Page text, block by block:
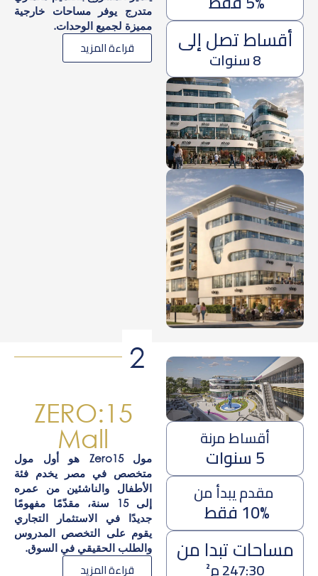
متدرج يوفر مساحات خارجية
مميزة لجميع الوحدات.
قراءة المزيد أقساط تصل إلى
8 سنوات
2
ZERO:15
Mall
مول Zero15 هو أول مول
متخصص في مصر يخدم فئة
الأطفال والناشئين من عمره
إلى 15 سنة، مقدّمًا مفهومًا
جديدًا في الاستثمار التجاري
يقوم على التخصص المدروس
والطلب الحقيقي في السوق.
قراءة المزيد
أقساط مرنة
5 سنوات
مقدم يبدأ من
10% فقط
مساحات تبدا من
247:30 م²